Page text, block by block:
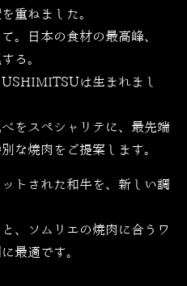
重ねました。
。日本の食材の最高峰、
る。
は生まれまし
をスペシャリテに、最先端
な焼肉をご提案します。
トされた和牛を、新しい調
、ソムリエの焼肉に合うワ
最適です。